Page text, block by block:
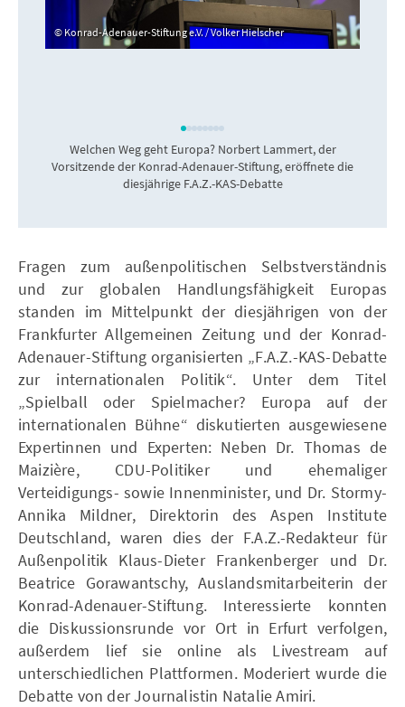
Konrad-Adenauer-Stiftung e.V. / Volker Hielscher
Welchen Weg geht Europa? Norbert Lammert, der
Vorsitzende der Konrad-Adenauer-Stiftung, eröffnete die
diesjährige F.A.Z.-KAS-Debatte
Fragen zum außenpolitischen Selbstverständnis
und zur globalen Handlungsfähigkeit Europas
standen im Mittelpunkt der diesjährigen von der
Frankfurter Allgemeinen Zeitung und der Konrad-
Adenauer-Stiftung organisierten „F.A.Z.-KAS-Debatte
zur internationalen Politik“. Unter dem Titel
„Spielball oder Spielmacher? Europa auf der
internationalen Bühne“ diskutierten ausgewiesene
Expertinnen und Experten: Neben Dr. Thomas de
Maizière, CDU-Politiker und ehemaliger
Verteidigungs- sowie Innenminister, und Dr. Stormy-
Annika Mildner, Direktorin des Aspen Institute
Deutschland, waren dies der F.A.Z.-Redakteur für
Außenpolitik Klaus-Dieter Frankenberger und Dr.
Beatrice Gorawantschy, Auslandsmitarbeiterin der
Konrad-Adenauer-Stiftung. Interessierte konnten
die Diskussionsrunde vor Ort in Erfurt verfolgen,
außerdem lief sie online als Livestream auf
unterschiedlichen Plattformen. Moderiert wurde die
Debatte von der Journalistin Natalie Amiri.